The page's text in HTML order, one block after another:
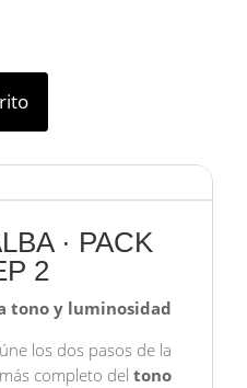
· PACK
2
tono y luminosidad
los dos pasos de la
completo deltono